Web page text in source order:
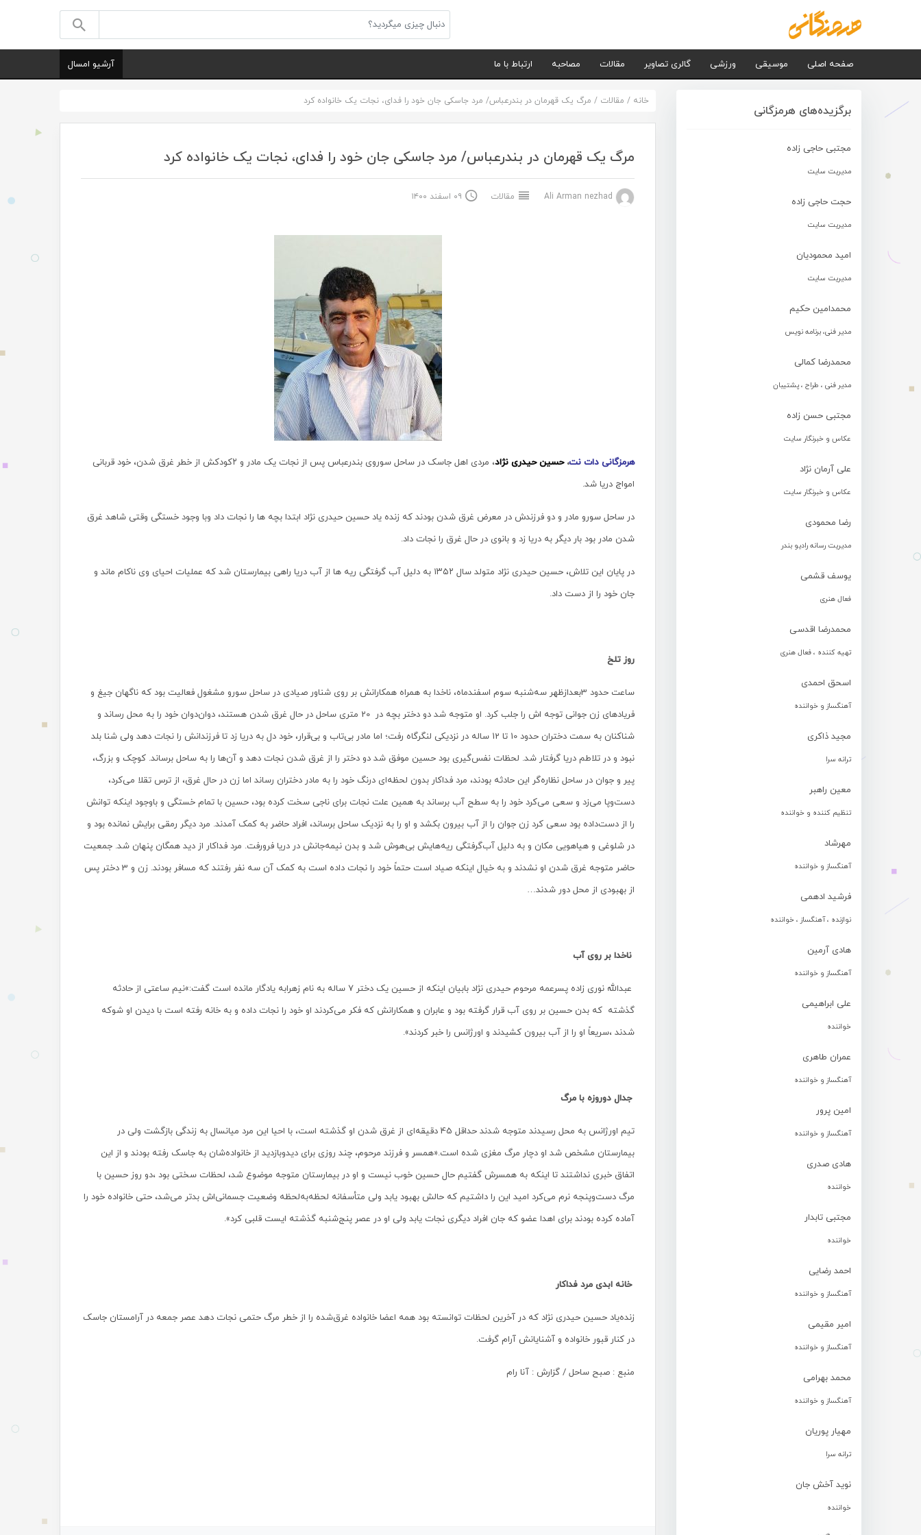
صفحه اصلی موسیقی ورزشی گالری تصاویر مقالات مصاحبه ارتباط با ما آرشیو امسال
برگزیده‌های هرمزگانی
مجتبی حاجی زاده
مدیریت سایت
حجت حاجی زاده
مدیریت سایت
امید محمودیان
مدیریت سایت
محمدامین حکیم
مدیر فنی، برنامه نویس
محمدرضا کمالی
مدیر فنی ، طراح ، پشتیبان
مجتبی حسن زاده
عکاس و خبرنگار سایت
علی آرمان نژاد
عکاس و خبرنگار سایت
رضا محمودی
مدیریت رسانه رادیو بندر
یوسف قشمی
فعال هنری
محمدرضا اقدسی
تهیه کننده ، فعال هنری
اسحق احمدی
آهنگساز و خواننده
مجید ذاکری
ترانه سرا
معین راهبر
تنظیم کننده و خواننده
مهرشاد
آهنگساز و خواننده
فرشید ادهمی
نوازنده ، آهنگساز ، خواننده
هادی آرمین
آهنگساز و خواننده
علی ابراهیمی
خواننده
عمران طاهری
آهنگساز و خواننده
امین پرور
آهنگساز و خواننده
هادی صدری
خواننده
مجتبی تابدار
خواننده
احمد رضایی
آهنگساز و خواننده
امیر مقیمی
آهنگساز و خواننده
محمد بهرامی
آهنگساز و خواننده
مهیار پوریان
ترانه سرا
نوید آخش جان
خواننده
خانه / مقالات / مرگ یک قهرمان در بندرعباس/ مرد جاسکی جان خود را فدای، نجات یک خانواده کرد
مرگ یک قهرمان در بندرعباس/ مرد جاسکی جان خود را فدای، نجات یک خانواده کرد
مقالات ۰۹ اسفند ۱۴۰۰
هرمزگانی دات نت، حسین حیدری نژاد
، مردی اهل جاسک در ساحل سوروی بندرعباس پس از نجات یک مادر و ۲کودکش از خطر غرق شدن، خود قربانی
امواج دریا شد.
در ساحل سورو مادر و دو فرزندش در معرض غرق شدن بودند که زنده یاد حسین حیدری نژاد ابتدا بچه ها را نجات داد و‌با وجود خستگی وقتی شاهد غرق
شدن مادر بود بار دیگر به دریا زد و بانوی در حال غرق را نجات داد.
در پایان این تلاش، حسین حیدری نژاد متولد سال ۱۳۵۲ به دلیل آب گرفتگی ریه ها از آب دریا راهی بیمارستان شد که عملیات احیای وی ناکام ماند و
جان خود را از دست داد.
روز تلخ
ساعت حدود 3بعدازظهر سه‌شنبه سوم اسفندماه، ناخدا به همراه همکارانش بر روی شناور صیادی در ساحل سورو مشغول فعالیت بود که ناگهان جیغ و
فریادهای زن جوانی توجه اش را جلب کرد. او متوجه شد دو دختر بچه در 20 متری ساحل در حال غرق شدن هستند، دوان‌دوان خود را به محل رساند و
شناکنان به سمت دختران حدود 10 تا 12 ساله در نزدیکی لنگرگاه رفت؛ اما مادر بی‌تاب و بی‌قرار، خود دل به دریا زد تا فرزندانش را نجات دهد ولی شنا بلد
نبود و در تلاطم دریا گرفتار شد. لحظات نفس‌گیری بود حسین موفق شد دو دختر را از غرق شدن نجات دهد و آن‌ها را به ساحل برساند. کوچک و بزرگ،
پیر و جوان در ساحل نظاره‌گر این حادثه بودند، مرد فداکار بدون لحظه‌ای درنگ خود را به مادر دختران رساند اما زن در حال غرق، از ترس تقلا می‌کرد،
دست‌وپا می‌زد و سعی می‌کرد خود را به سطح آب برساند به همین علت نجات برای ناجی سخت کرده بود، حسین با تمام خستگی و باوجود اینکه توانش
را از دست‌داده بود سعی کرد زن جوان را از آب بیرون بکشد و او را به نزدیک ساحل برساند، افراد حاضر به کمک آمدند. مرد دیگر رمقی برایش نمانده بود و
در شلوغی و هیاهویی مکان و به‌ دلیل آب‌گرفتگی ریه‌هایش بی‌هوش شد و بدن نیمه‌جانش در دریا فرورفت. مرد فداکار از دید همگان پنهان شد. جمعیت
حاضر متوجه غرق شدن او نشدند و به خیال اینکه صیاد است حتماً خود را نجات داده است به کمک آن سه نفر رفتند که مسافر بودند. زن و 3 دختر پس
از بهبودی از محل دور شدند…
ناخدا بر روی آب
عبدالله نوری زاده پسرعمه مرحوم حیدری نژاد بابیان اینکه از حسین یک دختر 7 ساله به نام زهرابه یادگار مانده است گفت:»نیم ساعتی از حادثه
گذشته که بدن حسین بر روی آب قرار گرفته بود و عابران و همکارانش که فکر می‌کردند او خود را نجات داده و به خانه رفته است با دیدن او شوکه
شدند ،سریعاً او را از آب بیرون کشیدند و اورژانس را خبر کردند».
جدال دوروزه با مرگ
تیم اورژانس به محل رسیدند متوجه شدند حداقل 45 دقیقه‌ای از غرق شدن او گذشته است، با احیا این مرد میانسال به زندگی بازگشت ولی در
بیمارستان مشخص شد او دچار مرگ مغزی شده است.«همسر و فرزند مرحوم، چند روزی برای دیدوبازدید از خانواده‌شان به جاسک رفته بودند و از این
اتفاق خبری نداشتند تا اینکه به همسرش گفتیم حال حسین خوب نیست و او در بیمارستان متوجه موضوع شد، لحظات سختی بود ،دو روز حسین با
مرگ دست‌وپنجه نرم می‌کرد امید این را داشتیم که حالش بهبود یابد ولی متأسفانه لحظه‌به‌لحظه وضعیت جسمانی‌اش بدتر می‌شد، حتی خانواده خود را
آماده کرده بودند برای اهدا عضو که جان افراد دیگری نجات یابد ولی او در عصر پنج‌شنبه گذشته ایست قلبی کرد».
خانه ابدی مرد فداکار
زنده‌یاد حسین حیدری نژاد که در آخرین لحظات توانسته بود همه اعضا خانواده غرق‌شده را از خطر مرگ حتمی نجات دهد عصر جمعه در آرامستان جاسک
در کنار قبور خانواده و آشنایانش آرام گرفت.
منبع : صبح ساحل / گزارش : آنا رام